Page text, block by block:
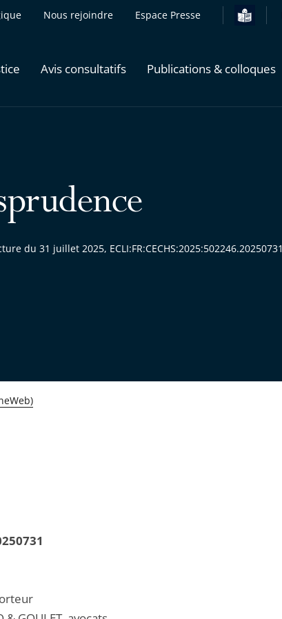
Nous rejoindre Espace Presse
Avis consultatifs Publications & colloques
du 31 juillet 2025, ECLI:FR:CECHS:2025:502246.20250731